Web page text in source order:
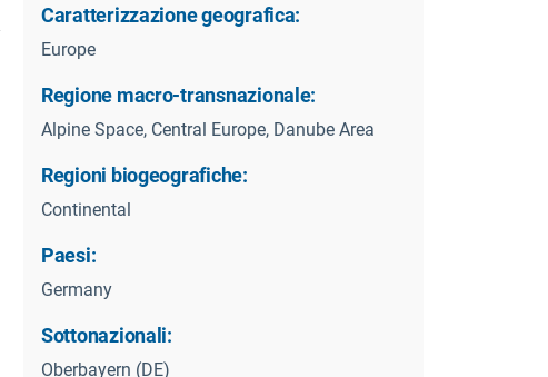
Caratterizzazione geografica:
Europe
Regione macro-transnazionale:
Alpine Space, Central Europe, Danube Area
Regioni biogeografiche:
Continental
Paesi:
Germany
Sottonazionali:
Oberbayern (DE)